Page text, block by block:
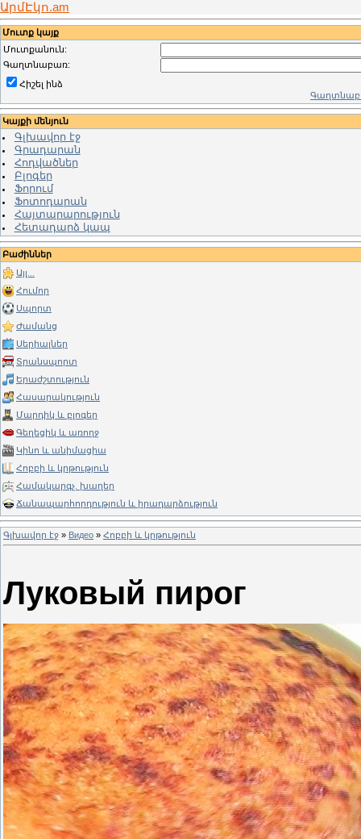
ԱրմԷկո.am
Մուտք կայք
Մուտքանուն:
Գաղտնաբառ:
Հիշել ինձ
Կայքի մենյուն
Գլխավոր էջ
Գրադարան
Հոդվածներ
Բլոգեր
Ֆորում
Ֆոտոդարան
Հայտարարություն
Հետադարձ կապ
Բաժիններ
Այլ...
Հումոր
Սպորտ
Ժամանց
Սերիալներ
Տրանսպորտ
Երաժշտություն
Հասարակություն
Մարդիկ և բլոգեր
Գեղեցիկ և առողջ
Կինո և անիմացիա
Հոբբի և կրթություն
Համակարգչ. խաղեր
Ճանապարհորդություն և իրադարձություն
Գլխավոր էջ » Видео » Հոբբի և կրթություն
Луковый пирог